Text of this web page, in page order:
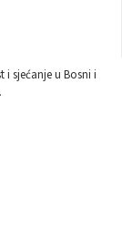
sjećanje u Bosni i